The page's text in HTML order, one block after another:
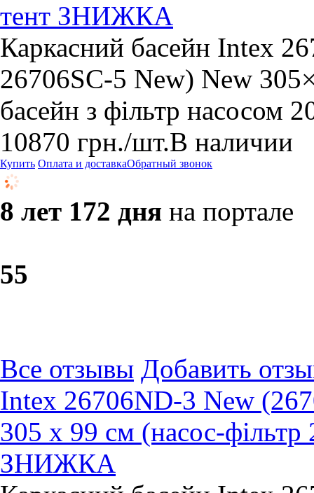
тент ЗНИЖКА
Каркасний басейн Intex
26706SC-5 New) New
басейн з фільтр насосом
10870 грн./шт.В наличии
Купить Оплата и доставкаОбратный звонок
8 лет 172 дня на портале
55
Все отзывы Добавить
Intex 26706ND-3 New
305 x 99 см (насос-
ЗНИЖКА